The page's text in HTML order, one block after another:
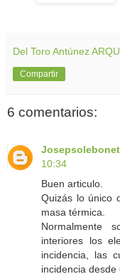
Del Toro Antúnez
Compartir
6 comentarios:
10:34
Buen articulo.
Quizás lo único
masa térmica.
Normalmente
interiores los
incidencia, las
incidencia desde